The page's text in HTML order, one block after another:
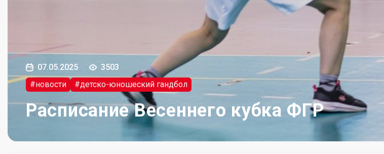
07.05.2025
3503
#новости
#детско-юношеский гандбол
Расписание Весеннего кубка ФГР